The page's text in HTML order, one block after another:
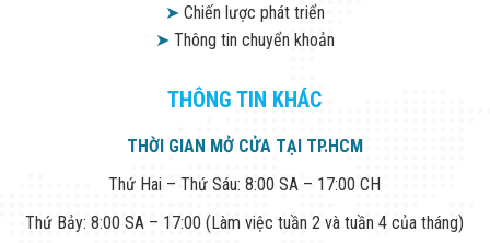
➤Chiến lược phát triển
➤Thông tin chuyển khoản
THÔNG TIN KHÁC
THỜI GIAN MỞ CỬA TẠI TP.HCM
Thứ Hai – Thứ Sáu: 8:00 SA – 17:00 CH
Thứ Bảy: 8:00 SA – 17:00 (Làm việc tuần 2 và tuần 4 của tháng)